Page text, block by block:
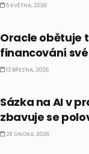
5 KVĚTNA, 2026
Oracle obětuje
financování
12 BŘEZNA, 2026
Sázka na AI v
zbavuje se
28 ÚNORA, 2026